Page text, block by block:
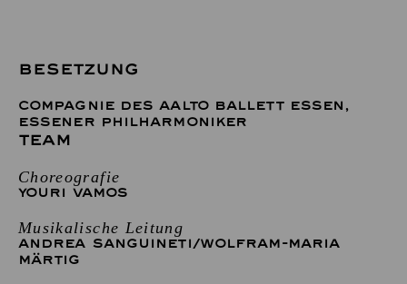
BESETZUNG
COMPAGNIE DES AALTO BALLETT ESSEN ,
ESSENER PHILHARMONIKER
TEAM
Choreografie
YOURI VAMOS
Musikalische Leitung
ANDREA SANGUINETI/WOLFRAM-MARIA
MÄRTIG